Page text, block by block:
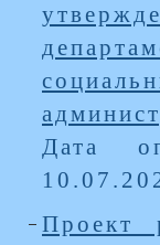
Дата
Проект